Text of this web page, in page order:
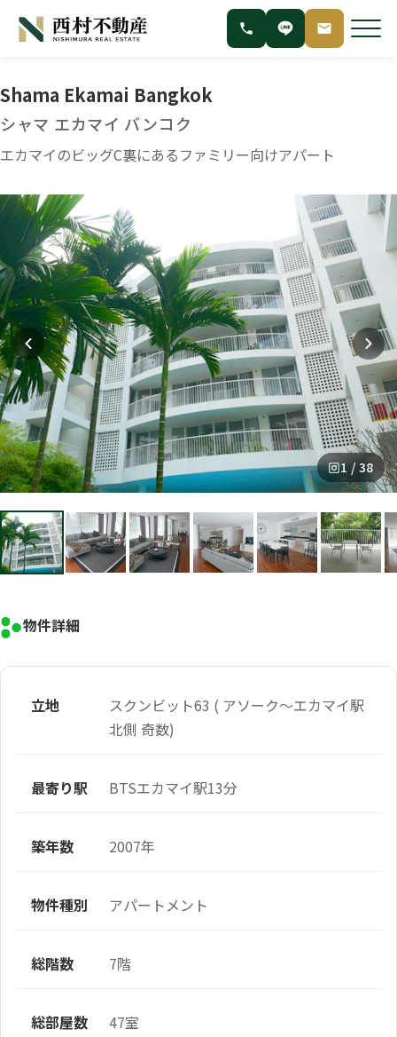
Shama Ekamai Bangkok
シャマ エカマイ バンコク
エカマイのビッグC裏にあるファミリー向けアパート
1 / 38
物件詳細
立地
スクンビット63 ( アソーク～エカマイ駅
北側 奇数)
最寄り駅 BTSエカマイ駅13分
築年数 2007年
物件種別 アパートメント
総階数 7階
総部屋数 47室